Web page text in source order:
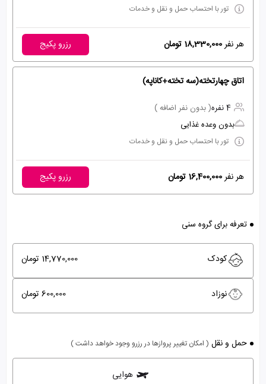
تور با احتساب حمل و نقل و خدمات
هر نفر18,330,000 تومان رزرو پکیج
اتاق چهارتخته(سه تخته+کاناپه)
4 نفره
( بدون نفر اضافه )
بدون وعده غذایی
تور با احتساب حمل و نقل و خدمات
هر نفر16,400,000 تومان رزرو پکیج
تعرفه برای گروه سنی
کودک 14,770,000 تومان
نوزاد 600,000 تومان
حمل و نقل ( امکان تغییر پروازها در رزرو وجود خواهد داشت )
هوایی